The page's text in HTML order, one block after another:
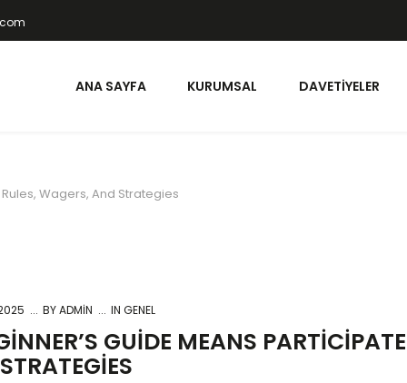
ANA SAYFA KURUMSAL DAVETIYELER
Wagers, And Strategies
BYADMIN IN GENEL
GUIDE MEANS